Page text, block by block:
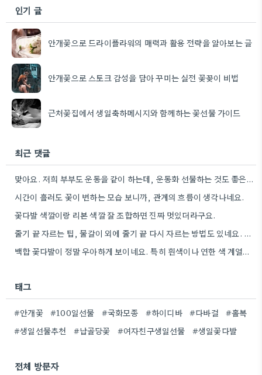
인기 글
안개꽃으로 드라이플라워의 매력과 활용 전략을 알아보는 글
안개꽃으로 스토크 감성을 담아 꾸미는 실전 꽃꽂이 비법
근처꽃집에서 생일축하메시지와 함께하는 꽃선물 가이드
최근 댓글
맞아요. 저희 부부도 운동을 같이 하는데, 운동화 선물하는 것도 좋은 생각이었네요. 꽃과 함께라면 더 센스…
시간이 흘러도 꽃이 변하는 모습 보니까, 관계의 흐름이 생각나네요.
꽃다발 색깔이랑 리본 색깔 잘 조합하면 진짜 멋있더라구요.
줄기 끝 자르는 팁, 물갈이 외에 줄기 끝 다시 자르는 방법도 있네요. 그거 완전 꿀팁인…
백합 꽃다발이 정말 우아하게 보이네요. 특히 흰색이나 연한 색 계열이 안전한 선택인 것 같아요.
태그
#안개꽃 #100일선물 #국화모종 #하이디바 #다바걸
#홀복
#생일선물추천
#납골당꽃 #여자친구생일선물 #생일꽃다발
전체 방문자